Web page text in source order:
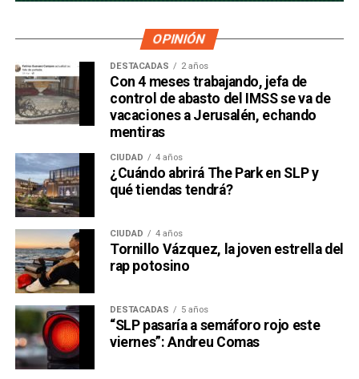
OPINIÓN
DESTACADAS 2 años
Con 4 meses trabajando, jefa de
control de abasto del IMSS se va de
vacaciones a Jerusalén, echando
mentiras
CIUDAD 4 años
¿Cuándo abrirá The Park en SLP y
qué tiendas tendrá?
CIUDAD 4 años
Tornillo Vázquez, la joven estrella del
rap potosino
DESTACADAS 5 años
“SLP pasaría a semáforo rojo este
viernes”: Andreu Comas